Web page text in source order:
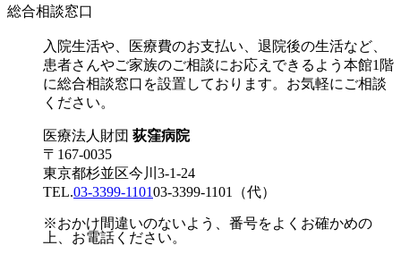
総合相談窓口
入院生活や、医療費のお支払い、退院後の生活など、
患者さんやご家族のご相談にお応えできるよう本館1階
に総合相談窓口を設置しております。お気軽にご相談
ください。
医療法人財団 荻窪病院
〒167-0035
東京都杉並区今川3-1-24
TEL.03-3399-110103-3399-1101 （代）
※おかけ間違いのないよう、番号をよくお確かめの
上、お電話ください。